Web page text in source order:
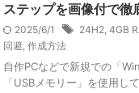
ステップを画像付で徹
2025/6/1 24H2, 4GB
回避, 作成方法
自作PCなどで新規での「
「USBメモリー」を使用し